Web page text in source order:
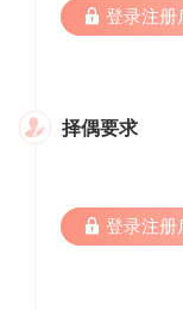
 登录注册
 择偶要求
 登录注册